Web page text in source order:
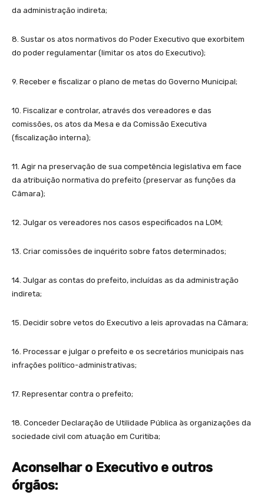
da administração indireta;
8. Sustar os atos normativos do Poder Executivo que exorbitem
do poder regulamentar (limitar os atos do Executivo);
9. Receber e fiscalizar o plano de metas do Governo Municipal;
10. Fiscalizar e controlar, através dos vereadores e das
comissões, os atos da Mesa e da Comissão Executiva
(fiscalização interna);
11. Agir na preservação de sua competência legislativa em face
da atribuição normativa do prefeito (preservar as funções da
Câmara);
12. Julgar os vereadores nos casos especificados na LOM;
13. Criar comissões de inquérito sobre fatos determinados;
14. Julgar as contas do prefeito, incluídas as da administração
indireta;
15. Decidir sobre vetos do Executivo a leis aprovadas na Câmara;
16. Processar e julgar o prefeito e os secretários municipais nas
infrações político-administrativas;
17. Representar contra o prefeito;
18. Conceder Declaração de Utilidade Pública às organizações da
sociedade civil com atuação em Curitiba;
Aconselhar o Executivo e outros
órgãos: